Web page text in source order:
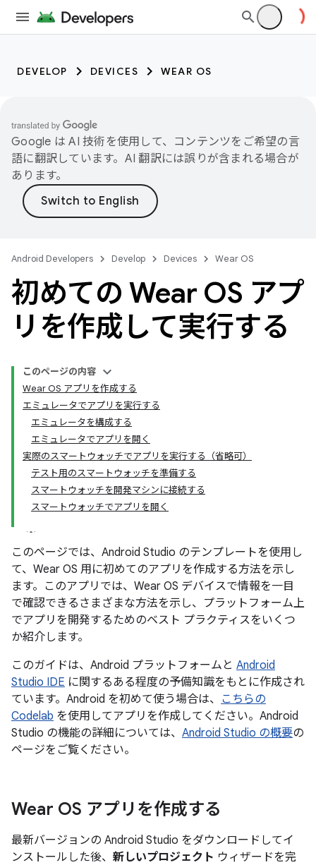
DEVELOP DEVICES WEAR OS
Google は AI 技術を使用して、コンテンツをご希望の言
語に翻訳しています。AI 翻訳には誤りが含まれる場合が
あります。
Android Developers Develop Devices Wear OS
初めての Wear OS アプ
リを作成して実行する
このページの内容
Wear OS アプリを作成する
エミュレータでアプリを実行する
エミュレータを構成する
エミュレータでアプリを開く
実際のスマートウォッチでアプリを実行する（省略可）
テスト用のスマートウォッチを準備する
スマートウォッチを開発マシンに接続する
スマートウォッチでアプリを開く
このページでは、Android Studio のテンプレートを使用し
て、Wear OS 用に初めてのアプリを作成する方法を示し
ます。このアプリでは、Wear OS デバイスで情報を一目
で確認できるさまざまな方法を示し、プラットフォーム上
でアプリを開発するためのベスト プラクティスをいくつ
か紹介します。
このガイドは、Android プラットフォームと Android
Studio IDE に関するある程度の予備知識をもとに作成され
ています。Android を初めて使う場合は、 こちらの
Codelab を使用してアプリを作成してください。Android
Studio の機能の詳細については、 Android Studio の概要の
ページをご覧ください。
Wear OS アプリを作成する
最新バージョンの Android Studio をダウンロードしてイ
ンストールした後、 新しいプロジェクト ウィザードを完